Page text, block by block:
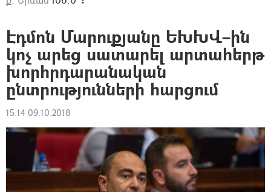
Էդմոն Մարուքյանը ԵԽԽՎ–ին
կոչ արեց սատարել արտահերթ
խորհրդարանական
ընտրությունների հարցում
15:14 09.10.2018